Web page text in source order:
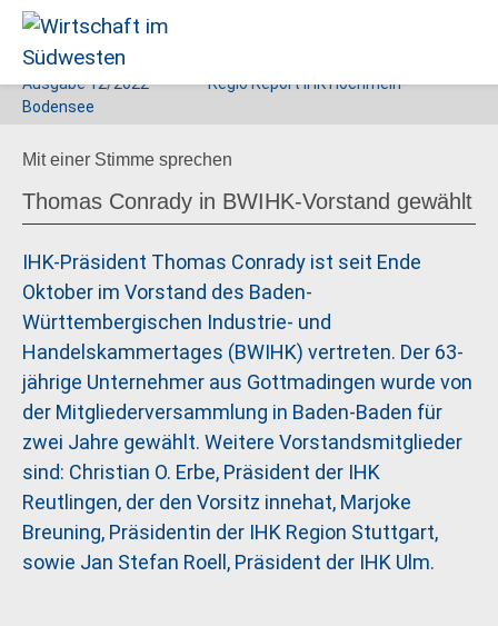
Wirtschaft
Südwesten
Ausgabe12/2022
Regio Report IHK Hochrhein-
Bodensee
Mit einer Stimme sprechen
Thomas Conrady in BWIHK-Vorstand gewählt
IHK-Präsident Thomas Conrady ist seit Ende
Oktober im Vorstand des Baden-
Württembergischen Industrie- und
Handelskammertages (BWIHK) vertreten. Der 63-
jährige Unternehmer aus Gottmadingen wurde von
der Mitgliederversammlung in Baden-Baden für
zwei Jahre gewählt. Weitere Vorstandsmitglieder
sind: Christian O. Erbe, Präsident der IHK
Reutlingen, der den Vorsitz innehat, Marjoke
Breuning, Präsidentin der IHK Region Stuttgart,
sowie Jan Stefan Roell, Präsident der IHK Ulm.